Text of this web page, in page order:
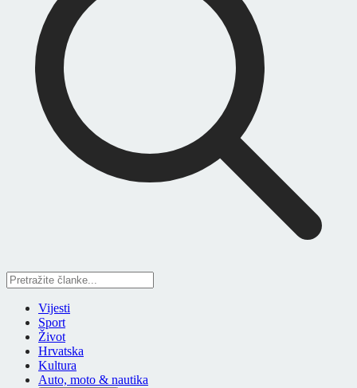
Vijesti
Sport
Život
Hrvatska
Kultura
Auto, moto & nautika